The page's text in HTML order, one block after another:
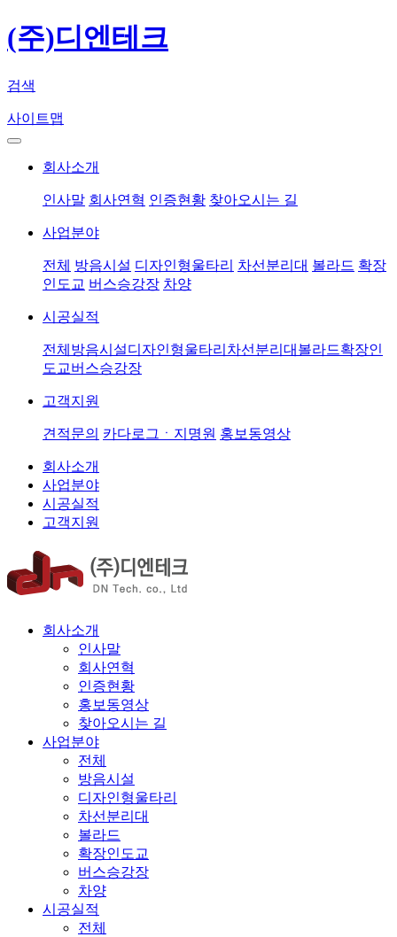
(주)디엔테크
검색
사이트맵
회사소개
인사말 회사연혁 인증현황 찾아오시는 길
사업분야
전체 방음시설 디자인형울타리 차선분리대 볼라드 확장
인도교 버스승강장 차양
시공실적
전체 방음시설디자인형울타리 차선분리대 볼라드확장인
도교버스승강장
고객지원
견적문의 카다로그ㆍ지명원 홍보동영상
회사소개
사업분야
시공실적
고객지원
회사소개
인사말
회사연혁
인증현황
홍보동영상
찾아오시는 길
사업분야
전체
방음시설
디자인형울타리
차선분리대
볼라드
확장인도교
버스승강장
차양
시공실적
전체